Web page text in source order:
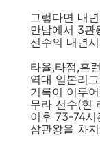
그렇다면 내
만남에서 3관
선수의 내년
타율,타점,홈
역대 일본리
기록이 이루
무라 선수(현
이후 73-74시
삼관왕을 차